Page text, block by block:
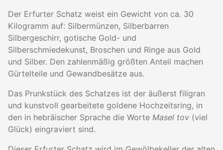
Der Erfurter Schatz weist ein Gewicht von ca. 30
Kilogramm auf: Silbermünzen, Silberbarren
Silbergeschirr, gotische Gold- und
Silberschmiedekunst, Broschen und Ringe aus Gold
und Silber. Den zahlenmäßig größten Anteil machen
Gürtelteile und Gewandbesätze aus.
Das Prunkstück des Schatzes ist der äußerst filigran
und kunstvoll gearbeitete goldene Hochzeitsring, in
den in hebräischer Sprache die Worte Masel tov (viel
Glück) eingraviert sind.